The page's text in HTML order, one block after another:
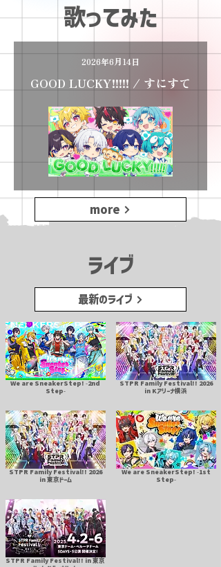
歌ってみた
2026年6月14日
GOOD LUCKY!!!!! / すにすて
more
ライブ
最新のライブ
We are SneakerStep! -2nd
Step-
STPR Family Festival!! 2026
in 東京ドーム
STPR Family Festival!! in 東京
STPR Family Festival!! 2026
in Kアリーナ横浜
We are SneakerStep! -1st
Step-